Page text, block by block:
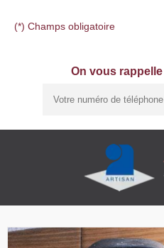
(*) Champs obligatoire
On vous